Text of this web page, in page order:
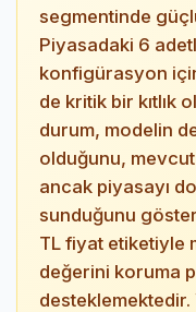
segmentinde
Piyasadaki 6
konfigürasyon
de kritik bir kıtlık
durum, modelin
olduğunu,
ancak piyasayı
sunduğunu
TL fiyat etiketiyle
değerini koruma
desteklemektedir.